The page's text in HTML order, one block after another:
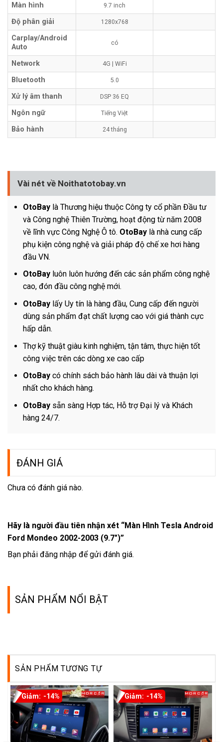
Màn hình 9.7 inch
Độ phân giải 1280x768
Carplay/Android
Auto
có
Network 4G | WiFi
Bluetooth 5.0
Xử lý âm thanh DSP 36 EQ
Ngôn ngữ Tiếng Việt
Bảo hành 24 tháng
Vài nét về Noithatotobay.vn
OtoBaylà Thương hiệu thuộc Công ty cổ phần Đầu tư
và Công nghệ Thiên Trường, hoạt động từ năm 2008
về lĩnh vực Công Nghệ Ô tô. OtoBaylà nhà cung cấp
phụ kiện công nghệ và giải pháp độ chế xe hơi hàng
đầu VN.
OtoBayluôn luôn hướng đến các sản phẩm công nghệ
cao, đón đầu công nghệ mới.
OtoBaylấy Uy tín là hàng đầu, Cung cấp đến người
dùng sản phẩm đạt chất lượng cao với giá thành cực
hấp dẫn.
Thợ kỹ thuật giàu kinh nghiệm, tận tâm, thực hiện tốt
công việc trên các dòng xe cao cấp
OtoBaycó chính sách bảo hành lâu dài và thuận lợi
nhất cho khách hàng.
OtoBaysẵn sàng Hợp tác, Hỗ trợ Đại lý và Khách
hàng 24/7.
ĐÁNH GIÁ
Chưa có đánh giá nào.
Hãy là người đầu tiên nhận xét “Màn Hình Tesla Android
Ford Mondeo 2002-2003 (9.7″)”
Bạn phải đăng nhập để gửi đánh giá.
SẢN PHẨM NỔI BẬT
SẢN PHẨM TƯƠNG TỰ
-14% -14%